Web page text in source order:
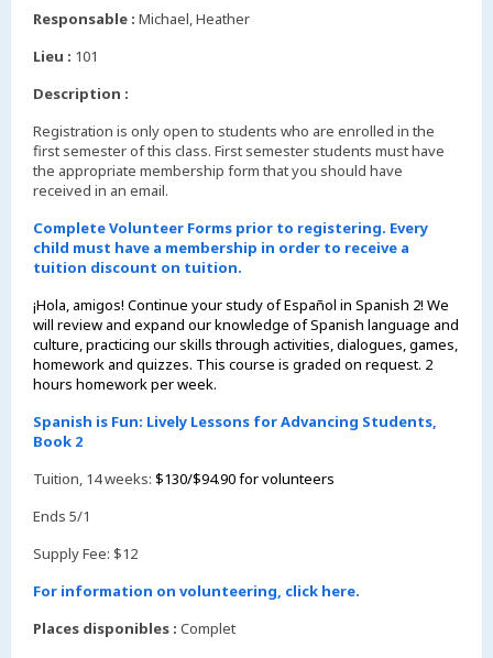
Responsable : Michael, Heather
Lieu : 101
Description :
Registration is only open to students who are enrolled in the
first semester of this class. First semester students must have
the appropriate membership form that you should have
received in an email.
Complete Volunteer Forms prior to registering. Every
child must have a membership in order to receive a
tuition discount on tuition.
¡Hola, amigos! Continue your study of Español in Spanish 2! We
will review and expand our knowledge of Spanish language and
culture, practicing our skills through activities, dialogues, games,
homework and quizzes. This course is graded on request. 2
hours homework per week.
Spanish is Fun: Lively Lessons for Advancing Students,
Book 2
Tuition, 14 weeks: $130/$94.90 for volunteers
Ends 5/1
Supply Fee: $12
For information on volunteering, click here.
Places disponibles : Complet